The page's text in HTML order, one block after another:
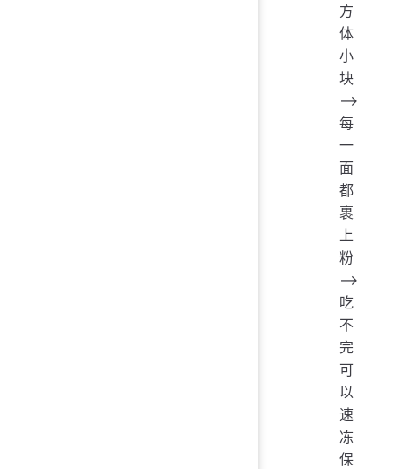
方
体
小
块
——>
每
一
面
都
裹
上
粉
——>
吃
不
完
可
以
速
冻
保